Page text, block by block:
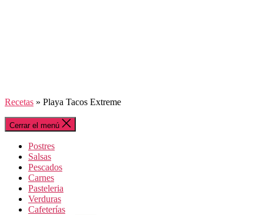
Recetas » Playa Tacos Extreme
Cerrar el menú
Postres
Salsas
Pescados
Carnes
Pasteleria
Verduras
Cafeterías